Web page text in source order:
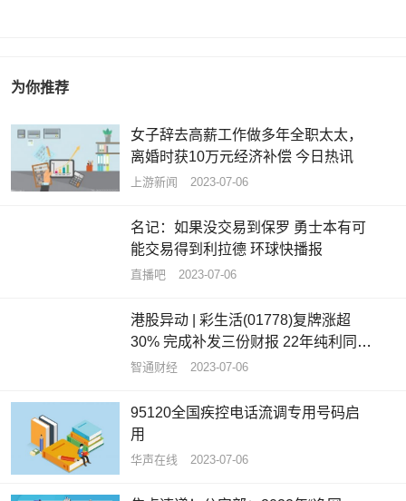
为你推荐
女子辞去高薪工作做多年全职太太，
离婚时获10万元经济补偿 今日热讯
上游新闻 2023-07-06
名记：如果没交易到保罗 勇士本有可
能交易得到利拉德 环球快播报
直播吧 2023-07-06
港股异动 | 彩生活(01778)复牌涨超
30% 完成补发三份财报 22年纯利同比
增长77.61%
智通财经 2023-07-06
95120全国疾控电话流调专用号码启
用
华声在线 2023-07-06